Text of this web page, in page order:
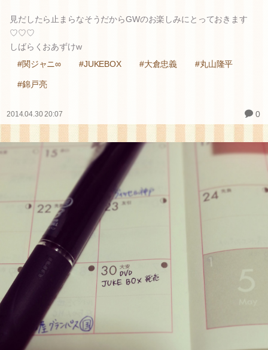
見だしたら止まらなそうだからGWのお楽しみにとっておきます
♡♡♡
しばらくおあずけw
#関ジャニ∞
#JUKEBOX #大倉忠義 #丸山隆平
#錦戸亮
2014.04.30 20:07 0